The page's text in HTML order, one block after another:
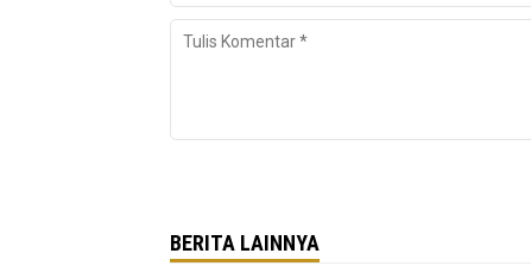
BERITA LAINNYA